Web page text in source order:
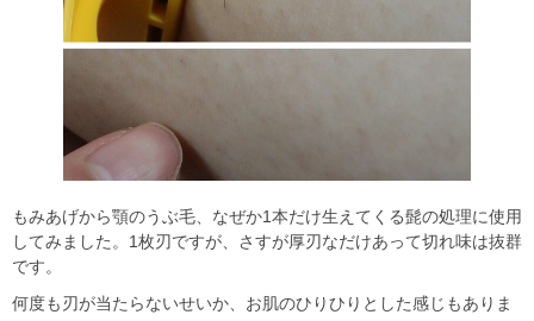
もみあげから顎のうぶ毛、なぜか1本だけ生えてくる髭の処理に使用
してみました。1枚刃ですが、さすが厚刃なだけあって切れ味は抜群
です。
何度も刃が当たらないせいか、お肌のひりひりとした感じもありま